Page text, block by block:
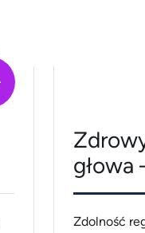
warto
Zdolność